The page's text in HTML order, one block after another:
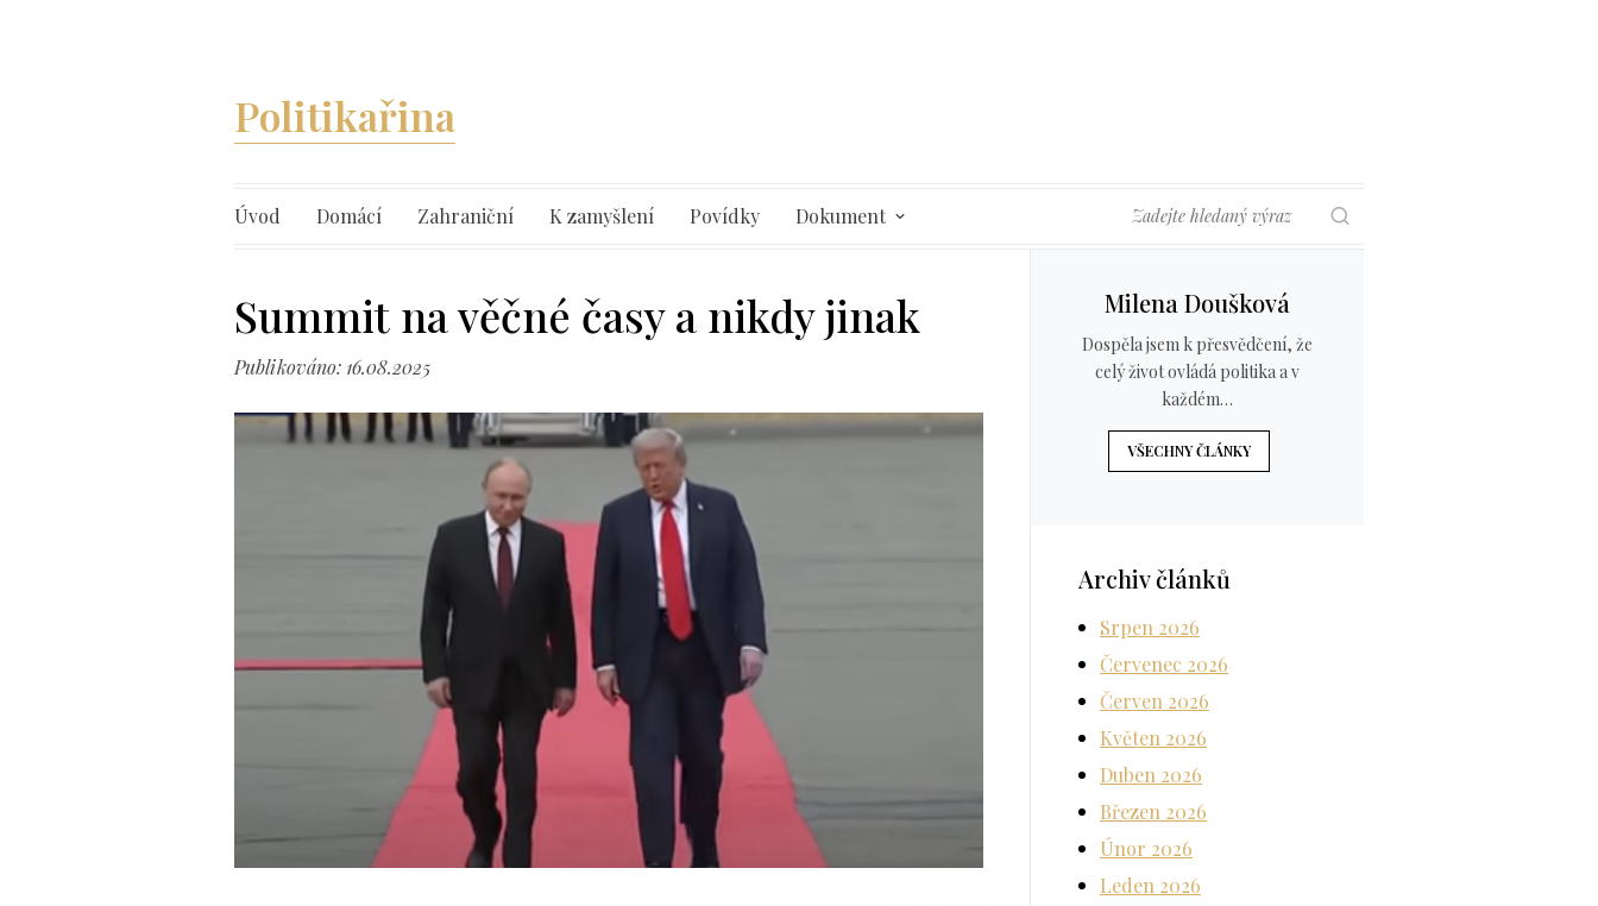
Politikařina
Úvod Domácí Zahraniční K zamyšlení Povídky Dokument
Summit na věčné časy a nikdy jinak
Publikováno: 16.08.2025
Milena Doušková
Dospěla jsem k přesvědčení, že
celý život ovládá politika a v
každém…
VŠECHNY ČLÁNKY
Archiv článků
Srpen 2026
Červenec 2026
Červen 2026
Květen 2026
Duben 2026
Březen 2026
Únor 2026
Leden 2026